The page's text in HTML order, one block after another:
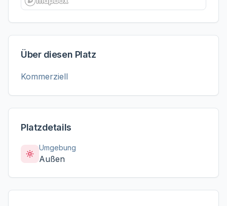
Über diesen Platz
Kommerziell
Platzdetails
Umgebung
Außen